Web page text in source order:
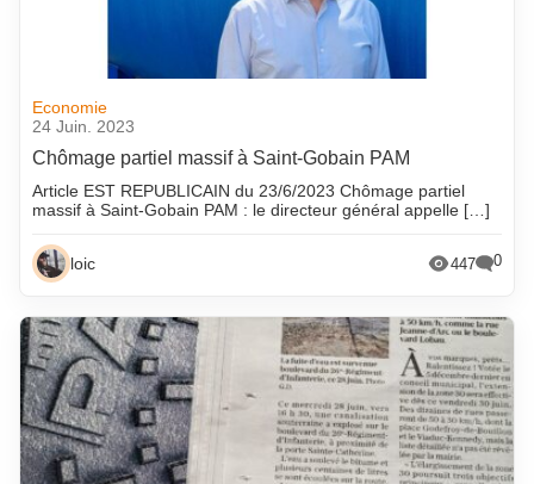
Economie
24 Juin. 2023
Chômage partiel massif à Saint-Gobain PAM
Article EST REPUBLICAIN du 23/6/2023 Chômage partiel
massif à Saint-Gobain PAM : le directeur général appelle […]
loic 447 0